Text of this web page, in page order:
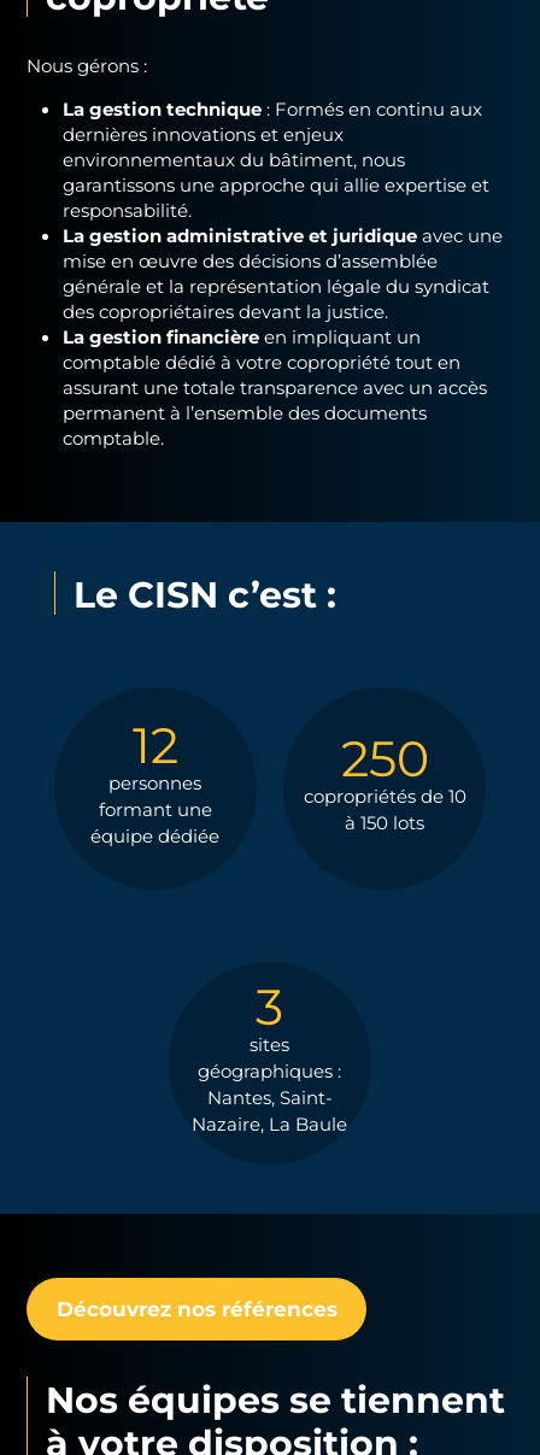
Nous gérons :
La gestion technique : Formés en continu aux
dernières innovations et enjeux
environnementaux du bâtiment, nous
garantissons une approche qui allie expertise et
responsabilité.
La gestion administrative et juridiqueavec une
mise en œuvre des décisions d’assemblée
générale et la représentation légale du syndicat
des copropriétaires devant la justice.
La gestion financièreen impliquant un
comptable dédié à votre copropriété tout en
assurant une totale transparence avec un accès
permanent à l’ensemble des documents
comptable.
Le CISN c’est :
12
personnes
formant une
équipe dédiée
250
copropriétés de 10
à 150 lots
3
sites
géographiques :
Nantes, Saint-
Nazaire, La Baule
Découvrez nos références
Nos équipes se tiennent
à votre disposition :